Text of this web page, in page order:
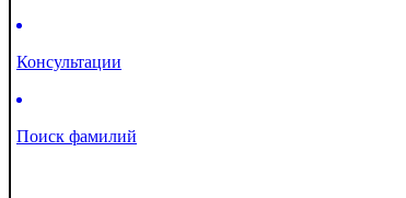
Консультации
Поиск фамилий